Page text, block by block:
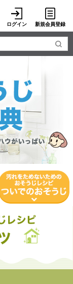
ログイン 新規会員登録